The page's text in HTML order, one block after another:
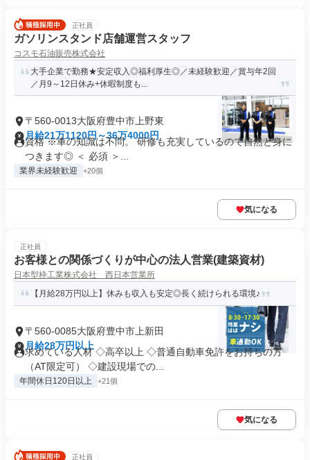
正社員
ガソリンスタンド店舗運営スタッフ
コスモ石油販売株式会社
大手企業で勤務★安定収入◎福利厚生◎／未経験歓迎／賞与年2回
／月9～12日休み+休暇制度も...
〒560-0013大阪府豊中市上野東
月給21万1120円～36万4000円
資格 ※車の知識は不問。 研修も充実しているので自然と身に
つきます◎ ＜ 必須 ＞...
業界未経験歓迎 +20個
気になる
正社員
お客様との関係づくりが中心の法人営業(建築資材)
日本型枠工業株式会社 西日本営業所
【月給28万円以上】休みも収入も安定◎長く続けられる環境♪
〒560-0085大阪府豊中市上新田
月給28万円以上
求めている人材 ◇高卒以上 ◇普通自動車免許をお持ちの方
（AT限定可） ◇建設現場での...
年間休日120日以上 +21個
気になる
正社員